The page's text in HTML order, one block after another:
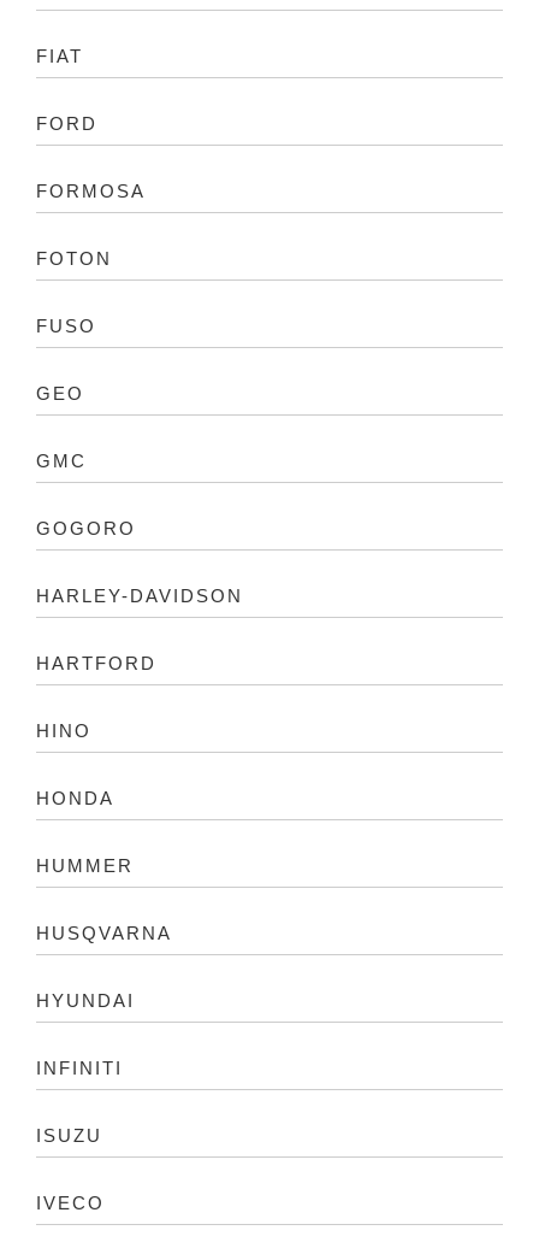
FIAT
FORD
FORMOSA
FOTON
FUSO
GEO
GMC
GOGORO
HARLEY-DAVIDSON
HARTFORD
HINO
HONDA
HUMMER
HUSQVARNA
HYUNDAI
INFINITI
ISUZU
IVECO